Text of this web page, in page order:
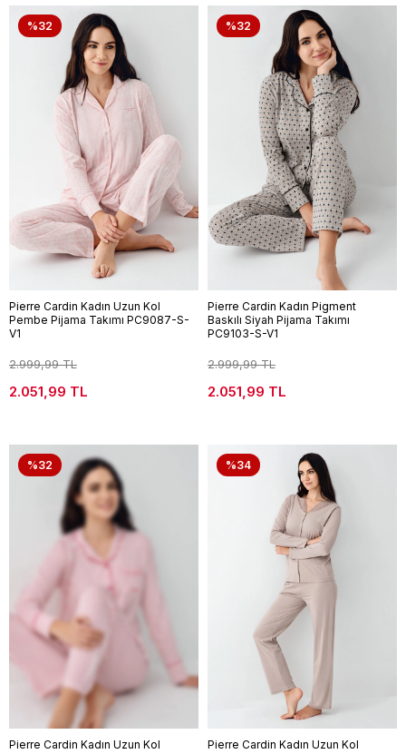
%32
Pierre Cardin Kadın Uzun Kol
Pembe Pijama Takımı PC9087-S-
V1
2.999,99 TL
2.051,99 TL
%32
Pierre Cardin Kadın Pigment
Baskılı Siyah Pijama Takımı
PC9103-S-V1
2.999,99 TL
2.051,99 TL
%32
Pierre Cardin Kadın Uzun Kol
%34
Pierre Cardin Kadın Uzun Kol